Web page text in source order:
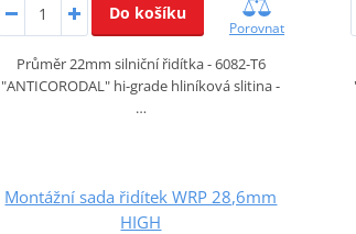
Do košíku
Porovnat
Průměr 22mm silniční řidítka - 6082-T6
"ANTICORODAL" hi-grade hliníková slitina -
…
Montážní sada řidítek WRP 28,6mm
HIGH